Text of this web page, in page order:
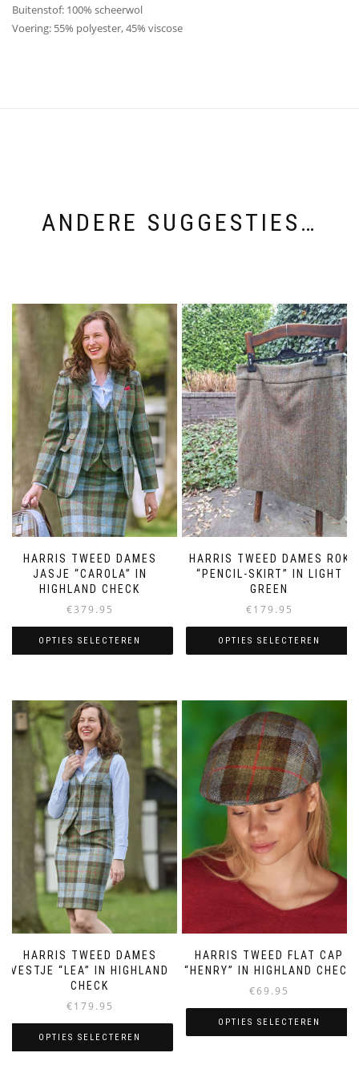
Buitenstof: 100% scheerwol
Voering: 55% polyester, 45% viscose
ANDERE SUGGESTIES…
HARRIS TWEED DAMES
JASJE “CAROLA” IN
HIGHLAND CHECK
€379.95
OPTIES SELECTEREN
heeft
meerdere
variaties.
Deze
optie
kan
gekozen
worden
op
de
productpagina
HARRIS TWEED DAMES ROK
“PENCIL-SKIRT” IN LIGHT
GREEN
€179.95
OPTIES SELECTEREN
heeft
meerdere
variaties.
Deze
optie
kan
gekozen
worden
op
de
productpagina
HARRIS TWEED DAMES
VESTJE “LEA” IN HIGHLAND
CHECK
€179.95
OPTIES SELECTEREN
HARRIS TWEED FLAT CAP
“HENRY” IN HIGHLAND CHECK
€69.95
OPTIES SELECTEREN